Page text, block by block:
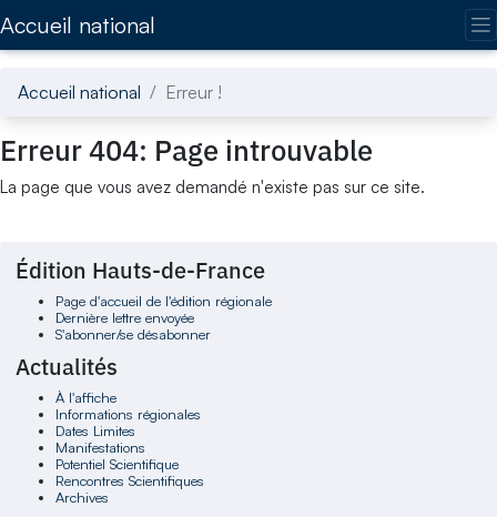
Accueil national
Accueil national Erreur !
Erreur 404: Page introuvable
La page que vous avez demandé n'existe pas sur ce site.
Édition Hauts-de-France
Page d'accueil de l'édition régionale
Dernière lettre envoyée
S'abonner/se désabonner
Actualités
À l'affiche
Informations régionales
Dates Limites
Manifestations
Potentiel Scientifique
Rencontres Scientifiques
Archives